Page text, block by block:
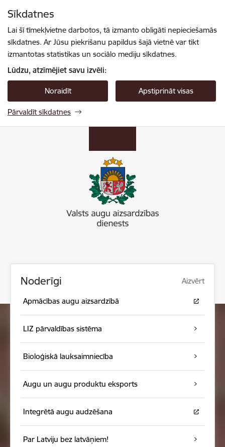
Sīkdatnes
Lai šī tīmekļvietne darbotos, tā izmanto obligāti nepieciešamās
sīkdatnes. Ar Jūsu piekrišanu papildus šajā vietnē var tikt
izmantotas statistikas un sociālo mediju sīkdatnes.
Lūdzu, atzīmējiet savu izvēli:
Noraidīt Apstiprināt visas
Pārvaldīt sīkdatnes
Noderīgi Aizvērt
Apmācības augu aizsardzībā
LIZ pārvaldības sistēma
Bioloģiskā lauksaimniecība
Augu un augu produktu eksports
Integrētā augu audzēšana
Par Latviju bez latvāņiem!